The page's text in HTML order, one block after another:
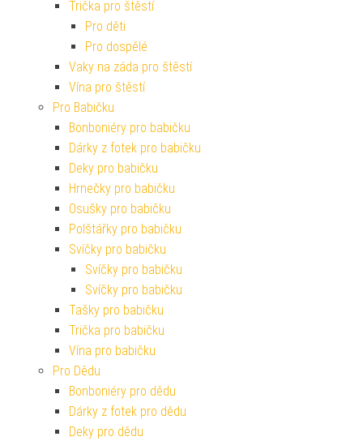
Trička pro štěstí
Pro děti
Pro dospělé
Vaky na záda pro štěstí
Vína pro štěstí
Pro Babičku
Bonboniéry pro babičku
Dárky z fotek pro babičku
Deky pro babičku
Hrnečky pro babičku
Osušky pro babičku
Polštářky pro babičku
Svíčky pro babičku
Svíčky pro babičku
Svíčky pro babičku
Tašky pro babičku
Trička pro babičku
Vína pro babičku
Pro Dědu
Bonboniéry pro dědu
Dárky z fotek pro dědu
Deky pro dědu